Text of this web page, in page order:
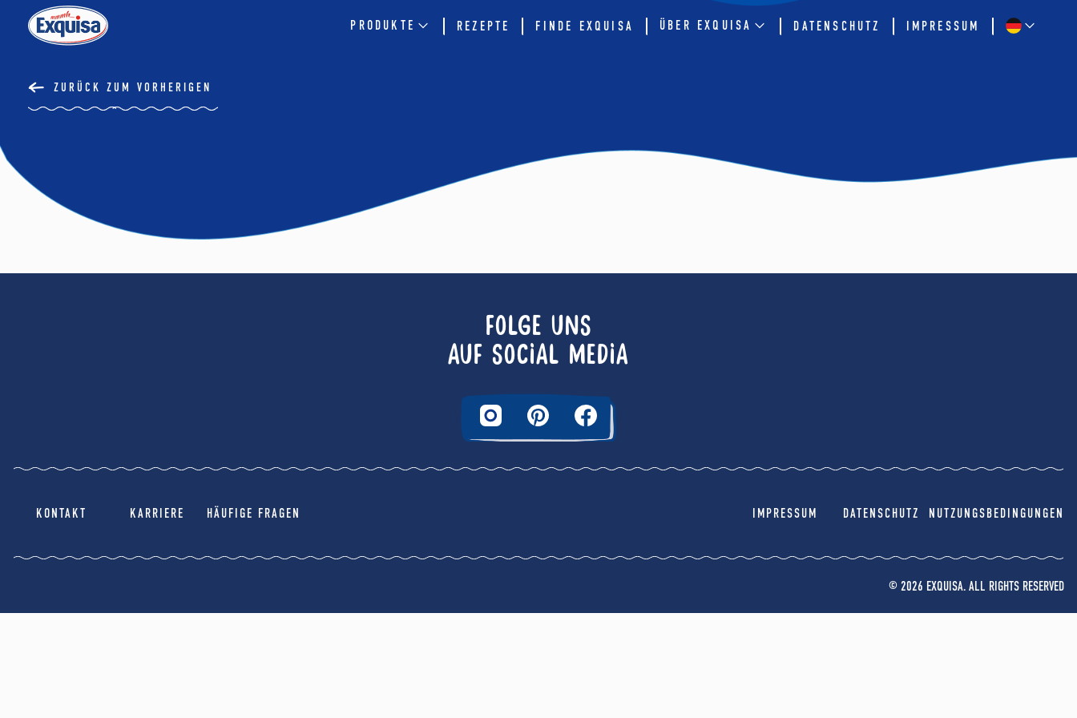
PRODUKTE REZEPTE FINDE EXQUISA ÜBER EXQUISA DATENSCHUTZ IMPRESSUM
ZURÜCK ZUM VORHERIGEN
FOLGE UNS
AUF SOCIAL MEDIA
KONTAKT KARRIERE HÄUFIGE FRAGEN IMPRESSUM DATENSCHUTZ NUTZUNGSBEDINGUNGEN
© 2026 EXQUISA. ALL RIGHTS RESERVED